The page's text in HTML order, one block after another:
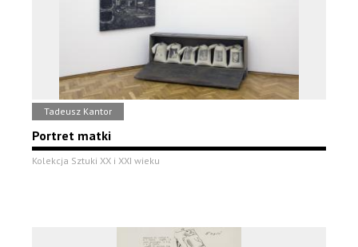
Tadeusz Kantor
Portret matki
Kolekcja Sztuki XX i XXI wieku